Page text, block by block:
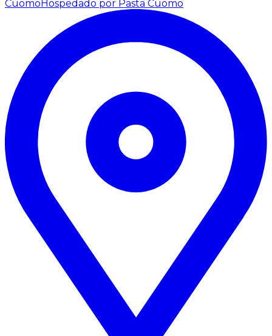
Cuomo Hospedado por Pasta Cuomo